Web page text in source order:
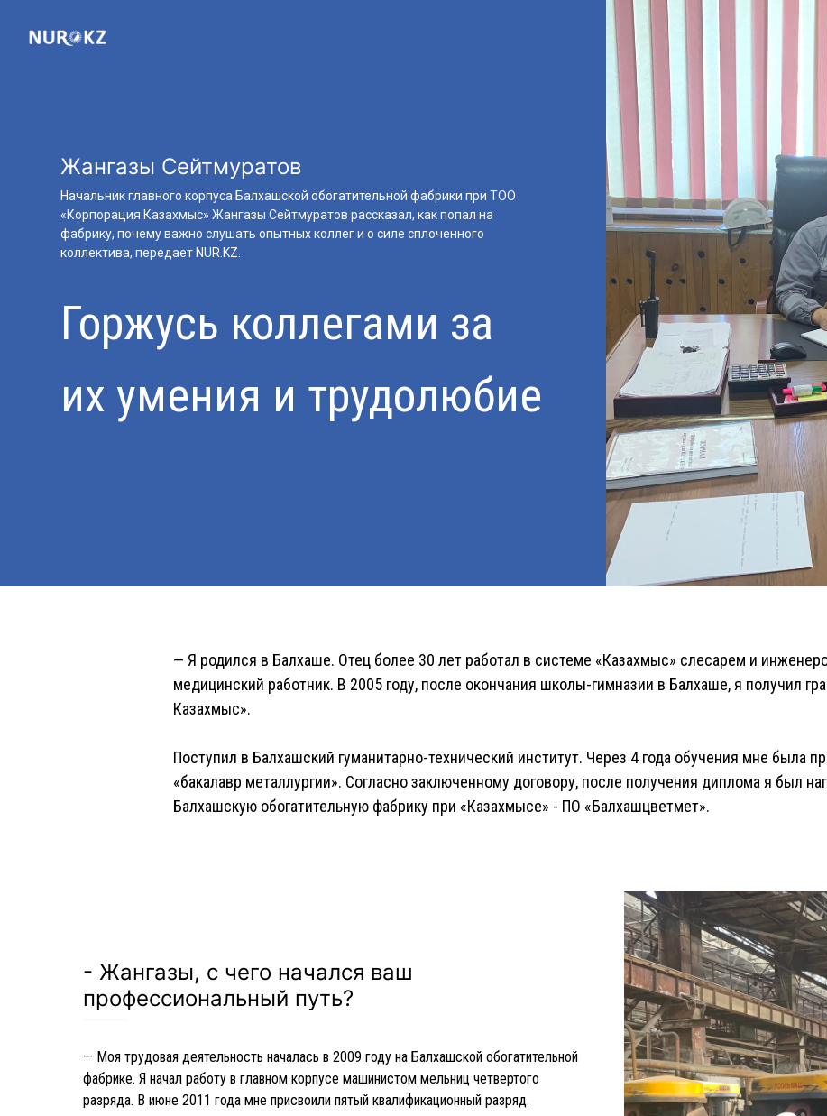
Жангазы Сейтмуратов
Начальник главного корпуса Балхашской обогатительной фабрики при ТОО
«Корпорация Казахмыс» Жангазы Сейтмуратов рассказал, как попал на
фабрику, почему важно слушать опытных коллег и о силе сплоченного
коллектива, передает NUR.KZ.
Горжусь коллегами за
их умения и трудолюбие
— Я родился в Балхаше. Отец более 30 лет работал в системе «Казахмыс» слесарем и
медицинский работник. В 2005 году, после окончания школы-гимназии в Балхаше, я получил
Казахмыс».
Поступил в Балхашский гуманитарно-технический институт. Через 4 года обучения мне была
«бакалавр металлургии». Согласно заключенному договору, после получения диплома я был
Балхашскую обогатительную фабрику при «Казахмысе» - ПО «Балхашцветмет».
- Жангазы, с чего начался ваш
профессиональный путь?
— Моя трудовая деятельность началась в 2009 году на Балхашской обогатительной
фабрике. Я начал работу в главном корпусе машинистом мельниц четвертого
разряда. В июне 2011 года мне присвоили пятый квалификационный разряд.